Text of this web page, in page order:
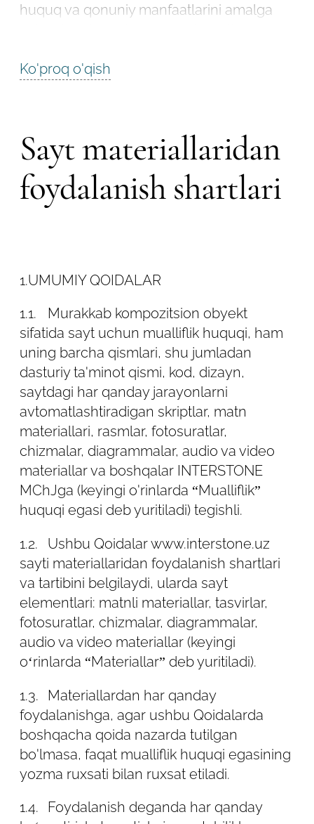
huquq va qonuniy manfaatlarini amalga
1.2. Saytdan foydalanish, shuningdek,
unda ko'rsatilgan shaxsiy ma'lumotlarini
qayta ishlash shartlariga so'zsiz roziligini
anglatadi. Ushbu shartlarga rozi bo'lmagan
taqdirda, Foydalanuvchi Saytdan
MA'LUMOTLARINI QAYTA QILISH VA
2.1. Ushbu Siyosat Sayt ma'muriyatining
Saytdan foydalanishda foydalanuvchi
taqdim etadigan shaxsiy ma'lumotlarning
maxfiyligini himoya qilish rejimini oshkor
etmaslik va ta'minlash bo'yicha
majburiyatlarini belgilaydi.
2.2. Sayt ma'muriyati foydalanuvchilardan
to'plashi mumkin bo'lgan shaxsiy
ma'lumotlar toifalari:
2.2.2. Tashkilot nomi;
2.2.3. Telefon raqami;
2.2.4. E-mail manzili;
2.2.5. Pasportning seriyasi va raqami;
2.2.6. Tug'ilgan sanasi;
2.2.7. Yashash joyining manzili.
2.3. Sayt ma'muriyati reklama bloklarini
ko'rish paytida va tizimning statistik skripti
("piksel") o'rnatilgan Sayt saytidagi
Ko'proq o'qish
Sayt materiallaridan
foydalanish shartlari
1.UMUMIY QOIDALAR
1.1.
Murakkab kompozitsion obyekt
sifatida sayt uchun mualliflik huquqi, ham
uning barcha qismlari, shu jumladan
dasturiy ta'minot qismi, kod, dizayn,
saytdagi har qanday jarayonlarni
avtomatlashtiradigan skriptlar, matn
materiallari, rasmlar, fotosuratlar,
chizmalar, diagrammalar, audio va video
materiallar va boshqalar INTERSTONE
MChJga (keyingi o'rinlarda “Mualliflik”
huquqi egasi deb yuritiladi) tegishli.
1.2.
Ushbu Qoidalar www.interstone.uz
sayti materiallaridan foydalanish shartlari
va tartibini belgilaydi, ularda sayt
elementlari: matnli materiallar, tasvirlar,
fotosuratlar, chizmalar, diagrammalar,
audio va video materiallar (keyingi
o‘rinlarda “Materiallar” deb yuritiladi).
1.3.
Materiallardan har qanday
foydalanishga, agar ushbu Qoidalarda
boshqacha qoida nazarda tutilgan
bo'lmasa, faqat mualliflik huquqi egasining
yozma ruxsati bilan ruxsat etiladi.
1.4.
Foydalanish deganda har qanday